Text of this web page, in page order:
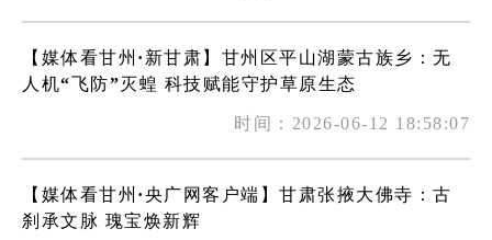
【媒体看甘州·新甘肃】甘州区平山湖蒙古族乡：无
人机“飞防”灭蝗 科技赋能守护草原生态
时间：2026-06-12 18:58:07
【媒体看甘州·央广网客户端】甘肃张掖大佛寺：古
刹承文脉 瑰宝焕新辉